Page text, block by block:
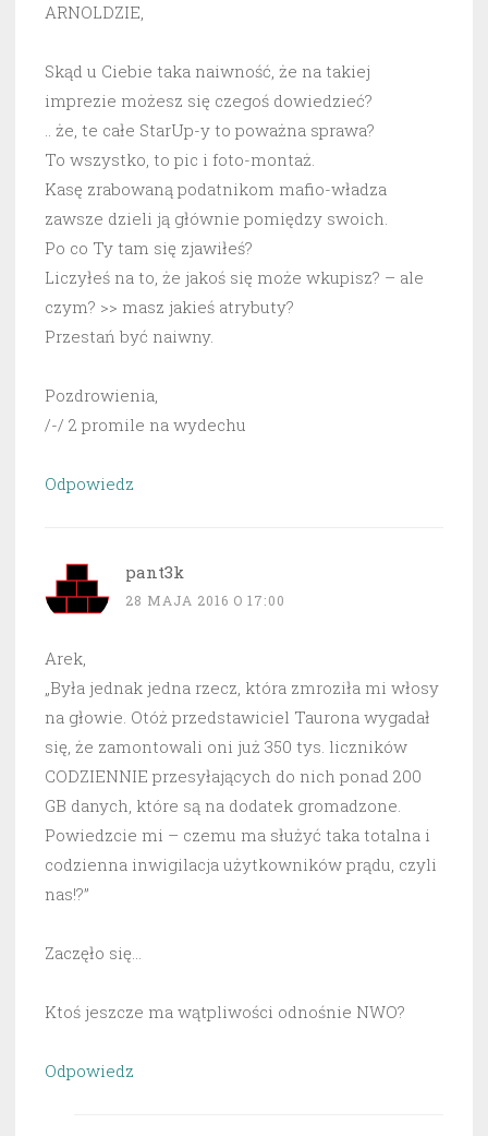
ARNOLDZIE,
Skąd u Ciebie taka naiwność, że na takiej
imprezie możesz się czegoś dowiedzieć?
.. że, te całe StarUp-y to poważna sprawa?
To wszystko, to pic i foto-montaż.
Kasę zrabowaną podatnikom mafio-władza
zawsze dzieli ją głównie pomiędzy swoich.
Po co Ty tam się zjawiłeś?
Liczyłeś na to, że jakoś się może wkupisz? – ale
czym? >> masz jakieś atrybuty?
Przestań być naiwny.
Pozdrowienia,
/-/ 2 promile na wydechu
Odpowiedz
pant3k
28 MAJA 2016 O 17:00
Arek,
„Była jednak jedna rzecz, która zmroziła mi włosy
na głowie. Otóż przedstawiciel Taurona wygadał
się, że zamontowali oni już 350 tys. liczników
CODZIENNIE przesyłających do nich ponad 200
GB danych, które są na dodatek gromadzone.
Powiedzcie mi – czemu ma służyć taka totalna i
codzienna inwigilacja użytkowników prądu, czyli
nas!?”
Zaczęło się…
Ktoś jeszcze ma wątpliwości odnośnie NWO?
Odpowiedz